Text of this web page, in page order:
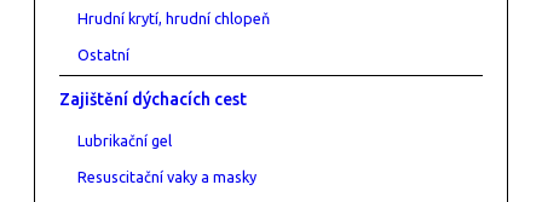
Hrudní krytí, hrudní chlopeň
Ostatní
Zajištění dýchacích cest
Lubrikační gel
Resuscitační vaky a masky